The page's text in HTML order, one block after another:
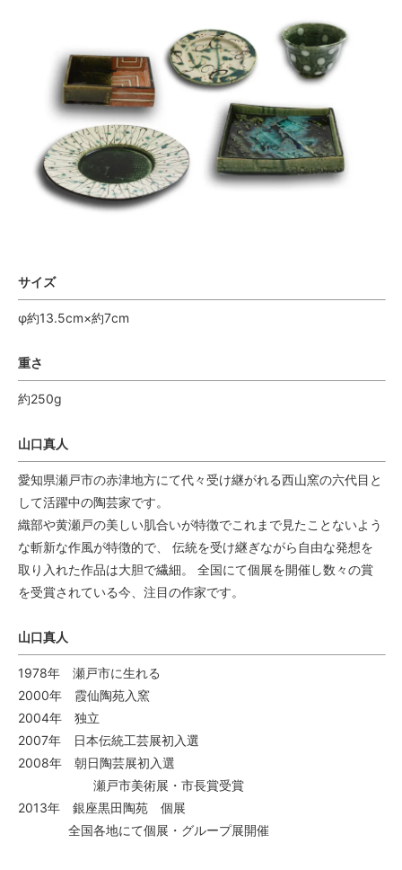
サイズ
φ約13.5cm×約7cm
重さ
約250g
山口真人
愛知県瀬戸市の赤津地方にて代々受け継がれる西山窯の六代目と
して活躍中の陶芸家です。
織部や黄瀬戸の美しい肌合いが特徴でこれまで見たことないよう
な斬新な作風が特徴的で、 伝統を受け継ぎながら自由な発想を
取り入れた作品は大胆で繊細。 全国にて個展を開催し数々の賞
を受賞されている今、注目の作家です。
山口真人
1978年 瀬戸市に生れる
2000年 霞仙陶苑入窯
2004年 独立
2007年 日本伝統工芸展初入選
2008年 朝日陶芸展初入選
瀬戸市美術展・市長賞受賞
2013年 銀座黒田陶苑 個展
全国各地にて個展・グループ展開催